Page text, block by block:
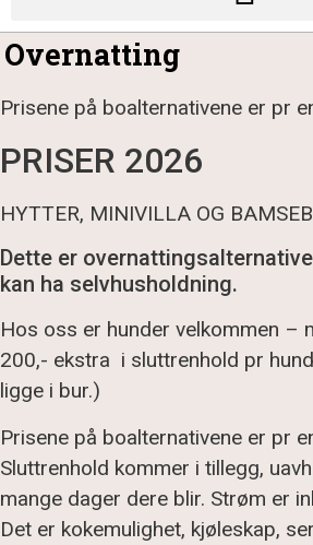
Overnatting
Prisene på boalternativene er pr
PRISER 2026
HYTTER, MINIVILLA OG
Dette er
kan ha selvhusholdning.
Hos oss er hunder velkommen –
200,- ekstra i sluttrenhold pr
ligge i bur.)
Prisene på boalternativene er pr
Sluttrenhold kommer i tillegg,
mange dager dere blir. Strøm er
Det er kokemulighet, kjøleskap,